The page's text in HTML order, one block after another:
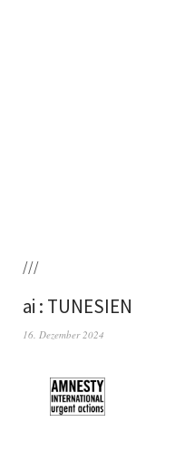
///
ai : TUNESIEN
16. Dezember 2024